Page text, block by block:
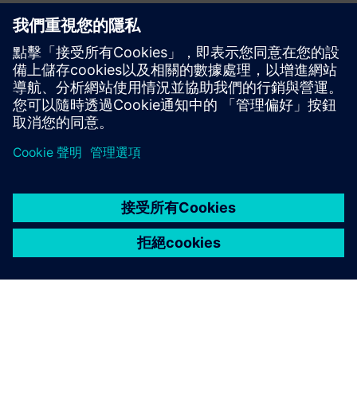
們期待您的詢問！
通過 buildings.at@siemens.com 與我們聯繫